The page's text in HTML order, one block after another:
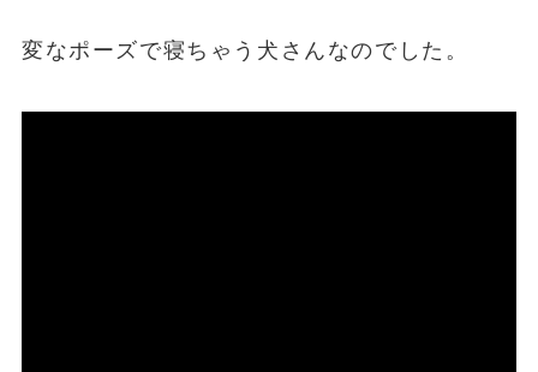
変なポーズで寝ちゃう犬さんなのでした。